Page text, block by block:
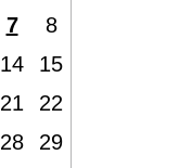
7
8
14
15
21
22
28
29